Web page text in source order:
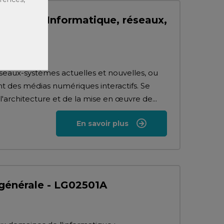
Informatique, réseaux,
systèmes actuelles et nouvelles, ou
médias numériques interactifs. Se
et de la mise en œuvre de...
En savoir plus
- LG02501A